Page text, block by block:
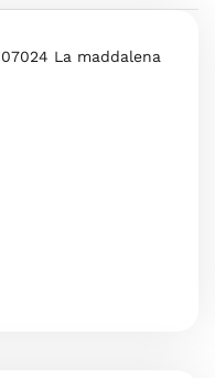
La maddalena